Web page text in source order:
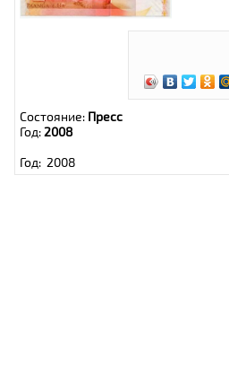
Состояние: Пресс
Год:2008
Год: 2008